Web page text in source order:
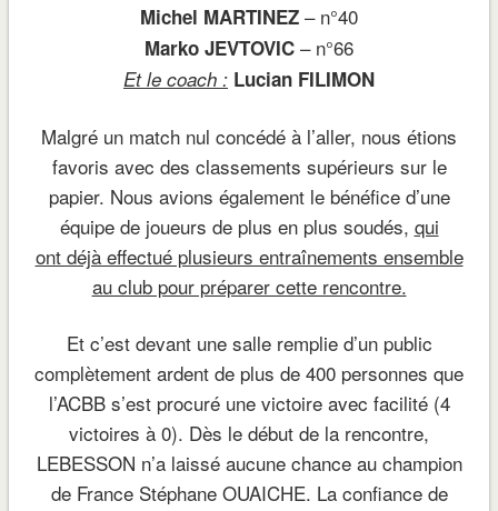
Michel MARTINEZ – n°40
Marko JEVTOVIC – n°66
Et le coach : Lucian FILIMON
Malgré un match nul concédé à l’aller, nous étions
favoris avec des classements supérieurs sur le
papier. Nous avions également le bénéfice d’une
équipe de joueurs de plus en plus soudés, qui
ont déjà effectué plusieurs entraînements ensemble
au club pour préparer cette rencontre.
Et c’est devant une salle remplie d’un public
complètement ardent de plus de 400 personnes que
l’ACBB s’est procuré une victoire avec facilité (4
victoires à 0). Dès le début de la rencontre,
LEBESSON n’a laissé aucune chance au champion
de France Stéphane OUAICHE. La confiance de